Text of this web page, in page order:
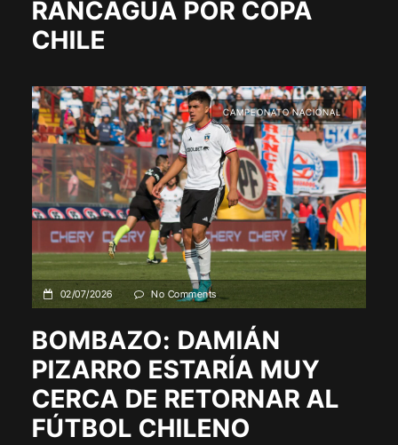
RANCAGUA POR COPA
CHILE
CAMPEONATO NACIONAL
02/07/2026 No Comments
BOMBAZO: DAMIÁN
PIZARRO ESTARÍA MUY
CERCA DE RETORNAR AL
FÚTBOL CHILENO